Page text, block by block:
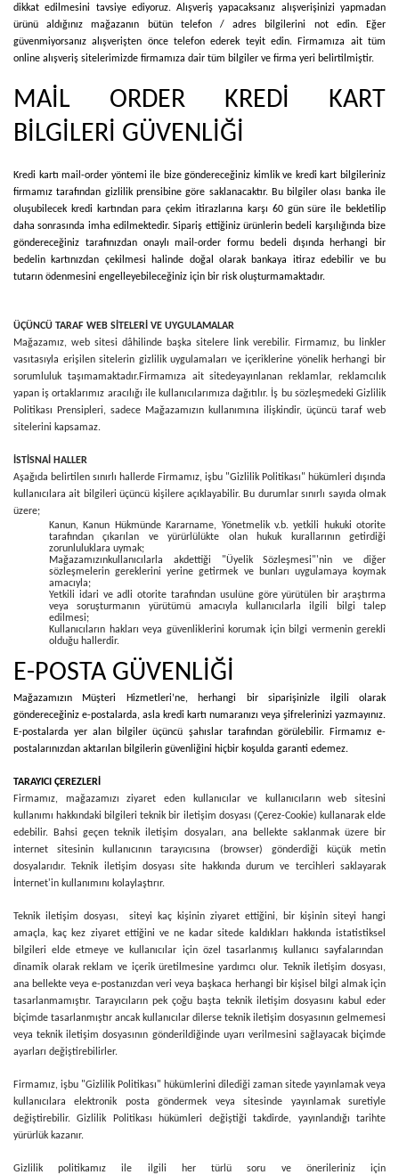
dikkat edilmesini tavsiye ediyoruz. Alışveriş yapacaksanız alışverişinizi yapmadan
ürünü aldığınız mağazanın bütün telefon / adres bilgilerini not edin. Eğer
güvenmiyorsanız alışverişten önce telefon ederek teyit edin. Firmamıza ait tüm
online alışveriş sitelerimizde firmamıza dair tüm bilgiler ve firma yeri belirtilmiştir.
MAİL ORDER KREDİ KART
BİLGİLERİ GÜVENLİĞİ
Kredi kartı mail-order yöntemi ile bize göndereceğiniz kimlik ve kredi kart bilgileriniz
firmamız tarafından gizlilik prensibine göre saklanacaktır. Bu bilgiler olası banka ile
oluşubilecek kredi kartından para çekim itirazlarına karşı 60 gün süre ile bekletilip
daha sonrasında imha edilmektedir. Sipariş ettiğiniz ürünlerin bedeli karşılığında bize
göndereceğiniz tarafınızdan onaylı mail-order formu bedeli dışında herhangi bir
bedelin kartınızdan çekilmesi halinde doğal olarak bankaya itiraz edebilir ve bu
tutarın ödenmesini engelleyebileceğiniz için bir risk oluşturmamaktadır.
ÜÇÜNCÜ TARAF WEB SİTELERİ VE UYGULAMALAR
Mağazamız, web sitesi dâhilinde başka sitelere link verebilir. Firmamız, bu linkler
vasıtasıyla erişilen sitelerin gizlilik uygulamaları ve içeriklerine yönelik herhangi bir
sorumluluk taşımamaktadır.Firmamıza ait sitedeyayınlanan reklamlar, reklamcılık
yapan iş ortaklarımız aracılığı ile kullanıcılarımıza dağıtılır. İş bu sözleşmedeki Gizlilik
Politikası Prensipleri, sadece Mağazamızın kullanımına ilişkindir, üçüncü taraf web
sitelerini kapsamaz.
İSTİSNAİ HALLER
Aşağıda belirtilen sınırlı hallerde Firmamız, işbu "Gizlilik Politikası" hükümleri dışında
kullanıcılara ait bilgileri üçüncü kişilere açıklayabilir. Bu durumlar sınırlı sayıda olmak
üzere;
Kanun, Kanun Hükmünde Kararname, Yönetmelik v.b. yetkili hukuki otorite
tarafından çıkarılan ve yürürlülükte olan hukuk kurallarının getirdiği
zorunluluklara uymak;
Mağazamızınkullanıcılarla akdettiği "Üyelik Sözleşmesi"'nin ve diğer
sözleşmelerin gereklerini yerine getirmek ve bunları uygulamaya koymak
amacıyla;
Yetkili idari ve adli otorite tarafından usulüne göre yürütülen bir araştırma
veya soruşturmanın yürütümü amacıyla kullanıcılarla ilgili bilgi talep
edilmesi;
Kullanıcıların hakları veya güvenliklerini korumak için bilgi vermenin gerekli
olduğu hallerdir.
E-POSTA GÜVENLİĞİ
Mağazamızın Müşteri Hizmetleri’ne, herhangi bir siparişinizle ilgili olarak
göndereceğiniz e-postalarda, asla kredi kartı numaranızı veya şifrelerinizi yazmayınız.
E-postalarda yer alan bilgiler üçüncü şahıslar tarafından görülebilir. Firmamız e-
postalarınızdan aktarılan bilgilerin güvenliğini hiçbir koşulda garanti edemez.
TARAYICI ÇEREZLERİ
Firmamız, mağazamızı ziyaret eden kullanıcılar ve kullanıcıların web sitesini
kullanımı hakkındaki bilgileri teknik bir iletişim dosyası (Çerez-Cookie) kullanarak elde
edebilir. Bahsi geçen teknik iletişim dosyaları, ana bellekte saklanmak üzere bir
internet sitesinin kullanıcının tarayıcısına (browser) gönderdiği küçük metin
dosyalarıdır. Teknik iletişim dosyası site hakkında durum ve tercihleri saklayarak
İnternet'in kullanımını kolaylaştırır.
Teknik iletişim dosyası, siteyi kaç kişinin ziyaret ettiğini, bir kişinin siteyi hangi
amaçla, kaç kez ziyaret ettiğini ve ne kadar sitede kaldıkları hakkında istatistiksel
bilgileri elde etmeye ve kullanıcılar için özel tasarlanmış kullanıcı sayfalarından
dinamik olarak reklam ve içerik üretilmesine yardımcı olur. Teknik iletişim dosyası,
ana bellekte veya e-postanızdan veri veya başkaca herhangi bir kişisel bilgi almak için
tasarlanmamıştır. Tarayıcıların pek çoğu başta teknik iletişim dosyasını kabul eder
biçimde tasarlanmıştır ancak kullanıcılar dilerse teknik iletişim dosyasının gelmemesi
veya teknik iletişim dosyasının gönderildiğinde uyarı verilmesini sağlayacak biçimde
ayarları değiştirebilirler.
Firmamız, işbu "Gizlilik Politikası" hükümlerini dilediği zaman sitede yayınlamak veya
kullanıcılara elektronik posta göndermek veya sitesinde yayınlamak suretiyle
değiştirebilir. Gizlilik Politikası hükümleri değiştiği takdirde, yayınlandığı tarihte
yürürlük kazanır.
Gizlilik politikamız ile ilgili her türlü soru ve önerileriniz için